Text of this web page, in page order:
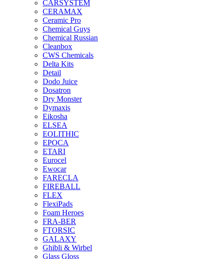
CARSYSTEM
CERAMAX
Ceramic Pro
Chemical Guys
Chemical Russian
Cleanbox
CWS Chemicals
Delta Kits
Detail
Dodo Juice
Dosatron
Dry Monster
Dymaxis
Eikosha
ELSEA
EOLITHIC
EPOCA
ETARI
Eurocel
Ewocar
FARECLA
FIREBALL
FLEX
FlexiPads
Foam Heroes
FRA-BER
FTORSIC
GALAXY
Ghibli & Wirbel
Glass Gloss